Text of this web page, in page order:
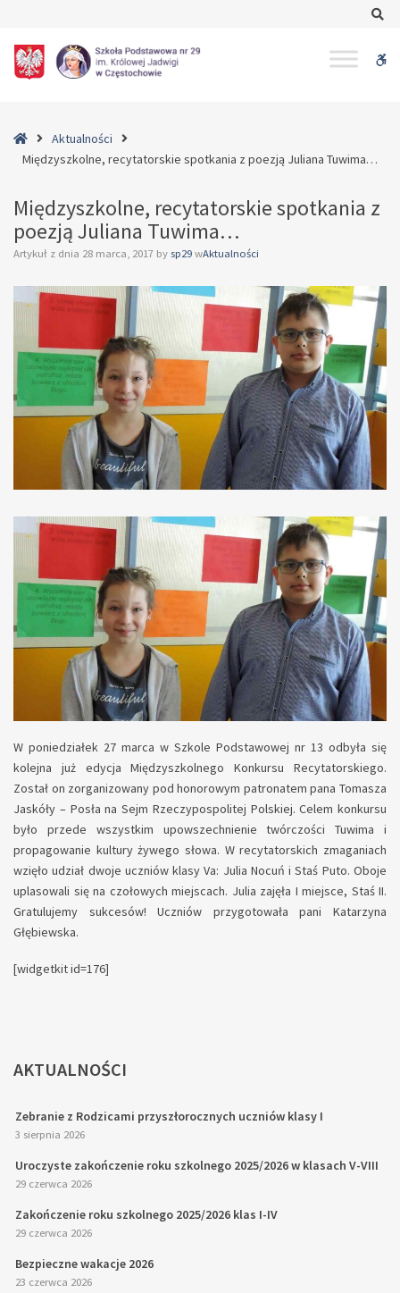
recytatorskie
spotkania
Juliana
Tuwima…
HomeAktualności
Międzyszkolne, recytatorskie spotkania z poezją Juliana Tuwima…
Międzyszkolne, recytatorskie spotkania z
poezją Juliana Tuwima…
Artykuł z dnia 28 marca, 2017 by sp29 wAktualności
W poniedziałek 27 marca w Szkole Podstawowej nr 13 odbyła się
kolejna już edycja Międzyszkolnego Konkursu Recytatorskiego.
Został on zorganizowany pod honorowym patronatem pana Tomasza
Jaskóły – Posła na Sejm Rzeczypospolitej Polskiej. Celem konkursu
było przede wszystkim upowszechnienie twórczości Tuwima i
propagowanie kultury żywego słowa. W recytatorskich zmaganiach
wzięło udział dwoje uczniów klasy Va: Julia Nocuń i Staś Puto. Oboje
uplasowali się na czołowych miejscach. Julia zajęła I miejsce, Staś II.
Gratulujemy sukcesów! Uczniów przygotowała pani Katarzyna
Głębiewska.
[widgetkit id=176]
AKTUALNOŚCI
Zebranie z Rodzicami przyszłorocznych uczniów klasy I
3 sierpnia 2026
Uroczyste zakończenie roku szkolnego 2025/2026 w klasach V-VIII
29 czerwca 2026
Zakończenie roku szkolnego 2025/2026 klas I-IV
29 czerwca 2026
Bezpieczne wakacje 2026
23 czerwca 2026